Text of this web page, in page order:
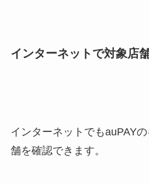
インターネットで対象店
インターネットでもauPAY
舗を確認できます。